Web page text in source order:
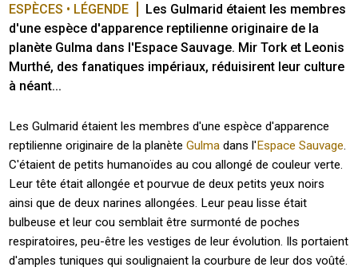
ESPÈCES • LÉGENDE
Les Gulmarid étaient les membres
d'une espèce d'apparence reptilienne originaire de la
planète Gulma dans l'Espace Sauvage. Mir Tork et Leonis
Murthé, des fanatiques impériaux, réduisirent leur culture
à néant...
Les Gulmarid étaient les membres d'une espèce d'apparence
reptilienne originaire de la planèteGulma dans l'Espace Sauvage.
C'étaient de petits humanoïdes au cou allongé de couleur verte.
Leur tête était allongée et pourvue de deux petits yeux noirs
ainsi que de deux narines allongées. Leur peau lisse était
bulbeuse et leur cou semblait être surmonté de poches
respiratoires, peu-être les vestiges de leur évolution. Ils portaient
d'amples tuniques qui soulignaient la courbure de leur dos voûté.